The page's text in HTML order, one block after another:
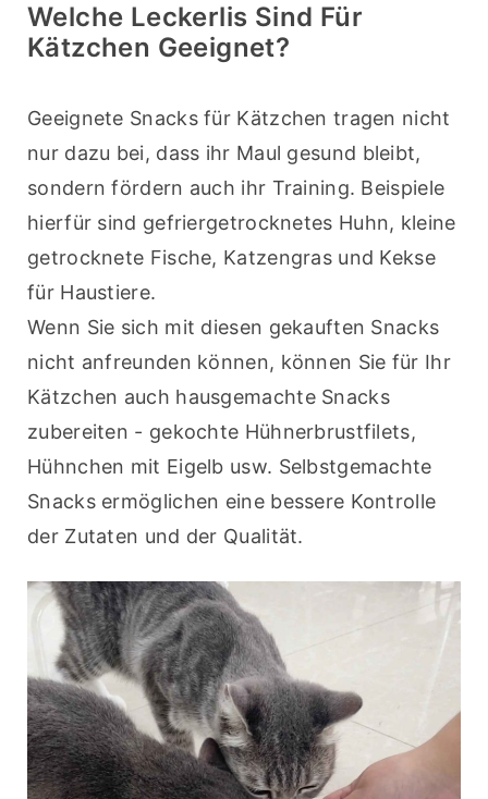
Welche Leckerlis Sind Für
Kätzchen Geeignet?
Geeignete Snacks für Kätzchen tragen nicht
nur dazu bei, dass ihr Maul gesund bleibt,
sondern fördern auch ihr Training. Beispiele
hierfür sind gefriergetrocknetes Huhn, kleine
getrocknete Fische, Katzengras und Kekse
für Haustiere.
Wenn Sie sich mit diesen gekauften Snacks
nicht anfreunden können, können Sie für Ihr
Kätzchen auch hausgemachte Snacks
zubereiten - gekochte Hühnerbrustfilets,
Hühnchen mit Eigelb usw. Selbstgemachte
Snacks ermöglichen eine bessere Kontrolle
der Zutaten und der Qualität.